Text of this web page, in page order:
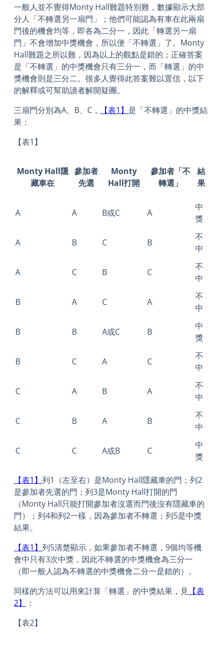
一般人並不覺得Monty Hall難題特別難，數據顯示大部
分人「不轉選另一扇門」；他們可能認為有車在此兩扇
門後的機會均等，即各為二分一，因此「轉選另一扇
門」不會增加中獎機會，所以便「不轉選」了。Monty
Hall難題之所以難，因為以上的觀點是錯的；正確答案
是「不轉選」的中獎機會只有三分一，而「轉選」的中
獎機會則是三分二。很多人覺得此答案難以置信，以下
的解釋或可幫助讀者解開疑團。
三扇門分別為A、B、C，
【表1】 是「不轉選」的中獎結
果：
【表1】
Monty Hall隱
藏車在
參加者
先選
Monty
Hall打開
參加者「不
轉選」
結
果
A A B或C A
中
獎
A B C B
不
中
A C B C
不
中
B A C A
不
中
B B A或C B
中
獎
B C A C
不
中
C A B A
不
中
C B A B
不
中
C C A或B C
中
獎
【表1】 列1（左至右）是Monty Hall隱藏車的門；列2
是參加者先選的門；列3是Monty Hall打開的門
（Monty Hall只能打開參加者沒選而門後沒有隱藏車的
門）；列4和列2一樣，因為參加者不轉選；列5是中獎
結果。
【表1】 列5清楚顯示，如果參加者不轉選，9個均等機
會中只有3次中獎，因此不轉選的中獎機會為三分一
（即一般人認為不轉選的中獎機會二分一是錯的）。
同樣的方法可以用來計算「轉選」的中獎結果，見 【表
2】
：
【表2】